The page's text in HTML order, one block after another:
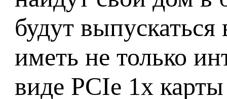
будут
иметь не только
виде PCIe 1x